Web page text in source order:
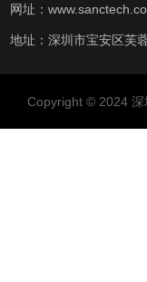
网址：
地址：深圳市宝安区芙
Copyright © 2024 深